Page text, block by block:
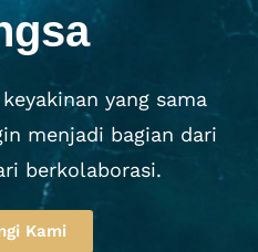
yang sama
menjadi bagian dari
berkolaborasi.
Kami